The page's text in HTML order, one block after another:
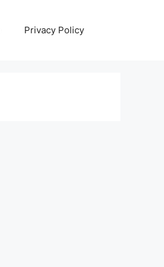
Privacy Policy